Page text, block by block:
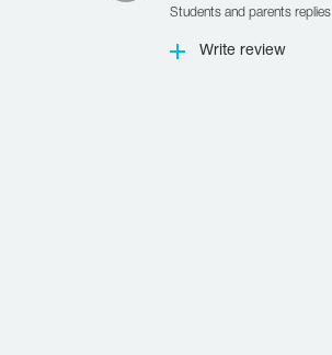
Students and parents replies
Write review